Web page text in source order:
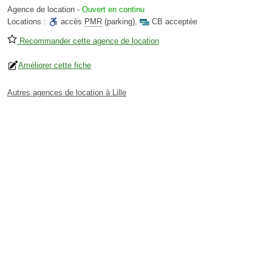
Agence de location - Ouvert en continu
Locations :
accès PMR (parking), CB acceptée
Recommander cette agence de location
Améliorer cette fiche
Autres agences de location à Lille